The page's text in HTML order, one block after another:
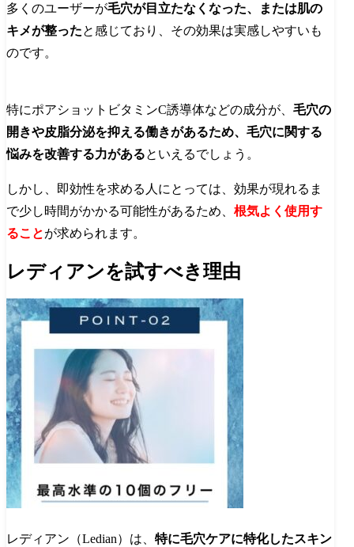
多くのユーザーが毛穴が目立たなくなった、または肌の
キメが整ったと感じており、その効果は実感しやすいも
のです。
特にポアショットビタミンC誘導体などの成分が、 毛穴の
開きや皮脂分泌を抑える働きがあるため、毛穴に関する
悩みを改善する力があるといえるでしょう。
しかし、即効性を求める人にとっては、効果が現れるま
で少し時間がかかる可能性があるため、 根気よく使用す
ることが求められます。
レディアンを試すべき理由
レディアン（Ledian）は、 特に毛穴ケアに特化したスキン